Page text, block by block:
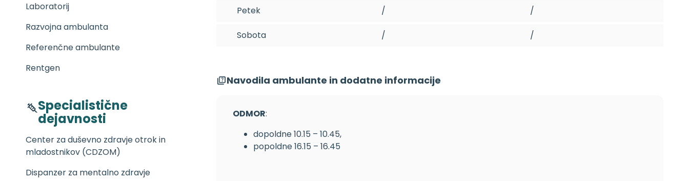
Petek / /
Sobota / /
Navodila ambulante in dodatne informacije
ODMOR:
dopoldne 10.15 – 10.45,
popoldne 16.15 – 16.45
Laboratorij
Razvojna ambulanta
Referenčne ambulante
Rentgen
Specialistične
dejavnosti
Center za duševno zdravje otrok in
mladostnikov (CDZOM)
Dispanzer za mentalno zdravje